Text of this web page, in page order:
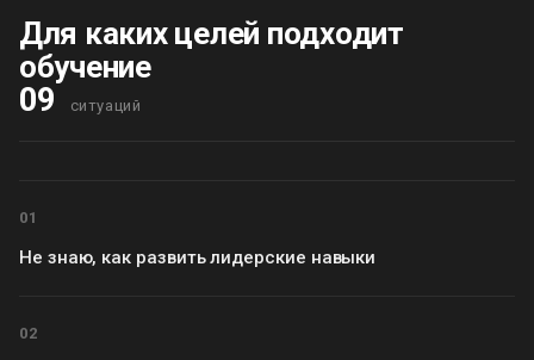
Для каких целей подходит
обучение
09 ситуаций
01
Не знаю, как развить лидерские навыки
02